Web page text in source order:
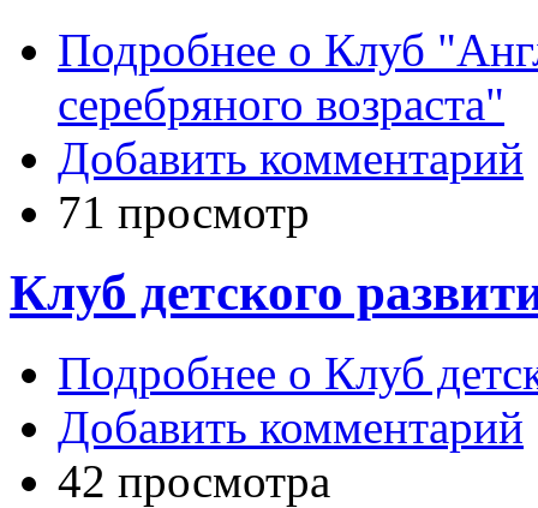
Подробнее о Клуб
серебряного возраста"
Добавить комментарий
71 просмотр
Клуб детского
Подробнее о Клуб
Добавить комментарий
42 просмотра